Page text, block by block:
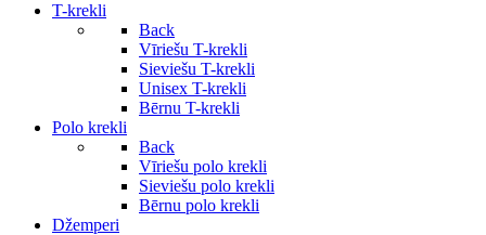
T-krekli
Back
Vīriešu T-krekli
Sieviešu T-krekli
Unisex T-krekli
Bērnu T-krekli
Polo krekli
Back
Vīriešu polo krekli
Sieviešu polo krekli
Bērnu polo krekli
Džemperi